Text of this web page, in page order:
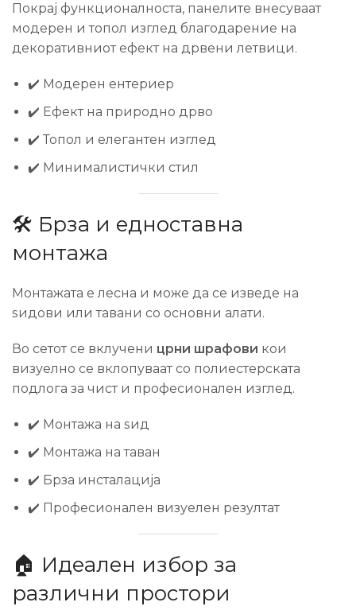
Покрај функционалноста, панелите внесуваат
модерен и топол изглед благодарение на
декоративниот ефект на дрвени летвици.
✔️ Модерен ентериер
✔️ Ефект на природно дрво
✔️ Топол и елегантен изглед
✔️ Минималистички стил
🛠️ Брза и едноставна
монтажа
Монтажата е лесна и може да се изведе на
ѕидови или тавани со основни алати.
Во сетот се вклучени црни шрафови кои
визуелно се вклопуваат со полиестерската
подлога за чист и професионален изглед.
✔️ Монтажа на ѕид
✔️ Монтажа на таван
✔️ Брза инсталација
✔️ Професионален визуелен резултат
🏠 Идеален избор за
различни простори